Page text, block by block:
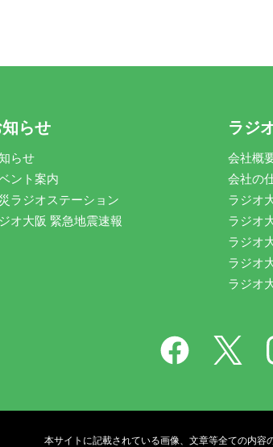
らせ
らせ
ント案内
ラジオステーション
オ大阪 緊急地震速報
ラジ
会社概
会社の
ラジオ
ラジオ
ラジオ
ラジオ
ラジオ
本サイトに記載されている画像、文章等全ての内容